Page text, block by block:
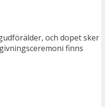
och dopet sker
finns